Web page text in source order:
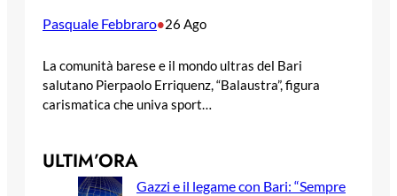
Pasquale Febbraro•26 Ago
La comunità barese e il mondo ultras del Bari
salutano Pierpaolo Erriquenz, “Balaustra”, figura
carismatica che univa sport…
ULTIM’ORA
Gazzi e il legame con Bari: “Sempre